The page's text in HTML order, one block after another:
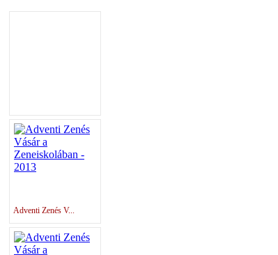
Adventi Zenés V...